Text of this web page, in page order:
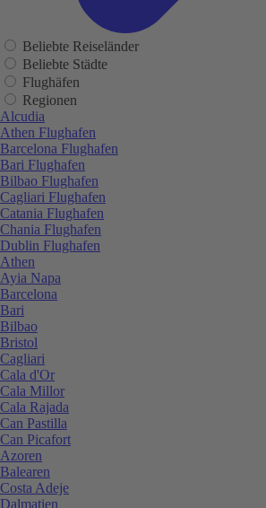
Beliebte Reiseländer
Beliebte Städte
Flughäfen
Regionen
Alcudia
Athen Flughafen
Barcelona Flughafen
Bari Flughafen
Bilbao Flughafen
Cagliari Flughafen
Catania Flughafen
Chania Flughafen
Dublin Flughafen
Athen
Ayia Napa
Barcelona
Bari
Bilbao
Bristol
Cagliari
Cala d'Or
Cala Millor
Cala Rajada
Can Pastilla
Can Picafort
Azoren
Balearen
Costa Adeje
Dalmatien